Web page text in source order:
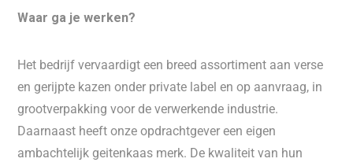
Waar ga je werken?
Het bedrijf vervaardigt een breed assortiment aan verse
en gerijpte kazen onder private label en op aanvraag, in
grootverpakking voor de verwerkende industrie.
Daarnaast heeft onze opdrachtgever een eigen
ambachtelijk geitenkaas merk. De kwaliteit van hun